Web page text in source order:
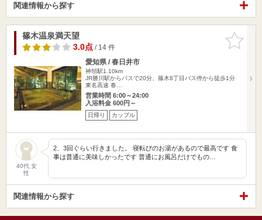
関連情報から探す
お気に入
りに追加
篠木温泉満天望
3.0点/ 14 件
愛知県 / 春日井市
神領駅1.10km
JR勝川駅からバスで20分、篠木8丁目バス停から徒歩1分
東名高速 春…
営業時間 6:00～24:00
入浴料金 600円～
日帰り カップル
40代 女
性
2、3回ぐらい行きました。 寝転びのお湯があるので最高です 食
事は普通に美味しかったです 普通にお風呂だけでもの…
関連情報から探す